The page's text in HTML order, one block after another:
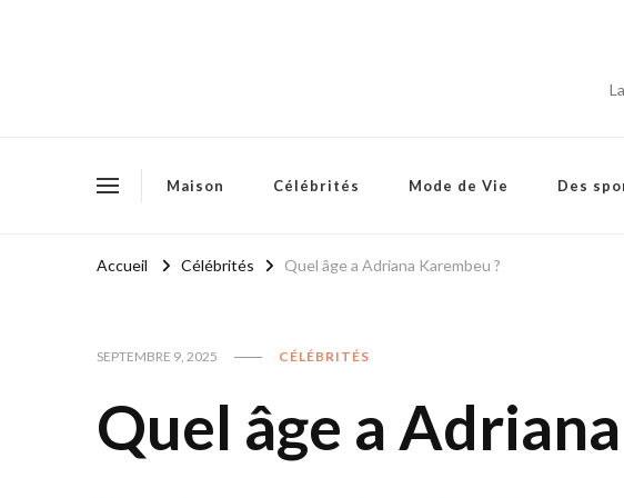
Maison Célébrités Mode de Vie Des
Accueil Célébrités Quel âge a Adriana Karembeu ?
SEPTEMBRE 9, 2025 CÉLÉBRITÉS
Quel âge a